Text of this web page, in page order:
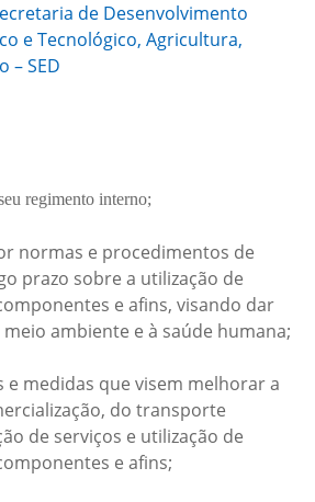
de Desenvolvimento
e Tecnológico, Agricultura,
– SED
regimento interno;
normas e procedimentos de
prazo sobre a utilização de
e afins, visando dar
ambiente e à saúde humana;
e medidas que visem melhorar a
do transporte
de serviços e utilização de
e afins;